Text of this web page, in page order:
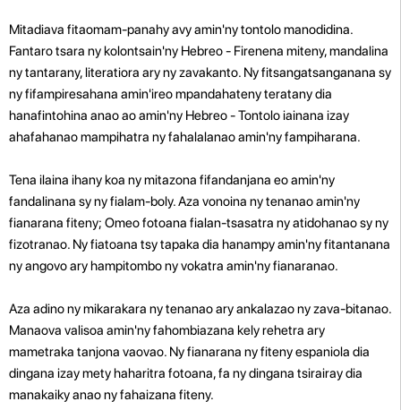
Mitadiava fitaomam-panahy avy amin'ny tontolo manodidina.
Fantaro tsara ny kolontsain'ny Hebreo - Firenena miteny, mandalina
ny tantarany, literatiora ary ny zavakanto. Ny fitsangatsanganana sy
ny fifampiresahana amin'ireo mpandahateny teratany dia
hanafintohina anao ao amin'ny Hebreo - Tontolo iainana izay
ahafahanao mampihatra ny fahalalanao amin'ny fampiharana.
Tena ilaina ihany koa ny mitazona fifandanjana eo amin'ny
fandalinana sy ny fialam-boly. Aza vonoina ny tenanao amin'ny
fianarana fiteny; Omeo fotoana fialan-tsasatra ny atidohanao sy ny
fizotranao. Ny fiatoana tsy tapaka dia hanampy amin'ny fitantanana
ny angovo ary hampitombo ny vokatra amin'ny fianaranao.
Aza adino ny mikarakara ny tenanao ary ankalazao ny zava-bitanao.
Manaova valisoa amin'ny fahombiazana kely rehetra ary
mametraka tanjona vaovao. Ny fianarana ny fiteny espaniola dia
dingana izay mety haharitra fotoana, fa ny dingana tsirairay dia
manakaiky anao ny fahaizana fiteny.